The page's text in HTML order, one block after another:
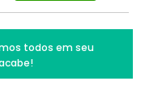
todos em seu